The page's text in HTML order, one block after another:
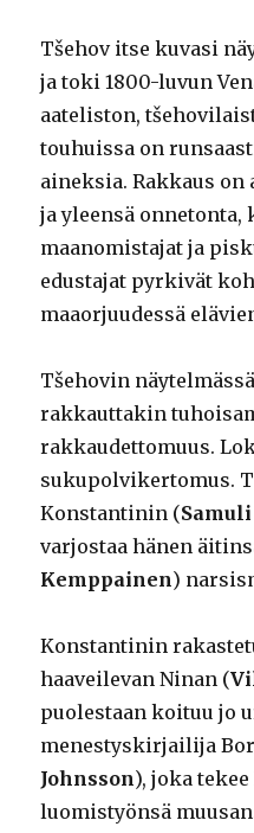
Tšehov itse kuvasi
ja toki 1800-luvun
aateliston,
touhuissa on
aineksia. Rakkaus on
ja yleensä onnetonta,
maanomistajat ja
edustajat pyrkivät
maaorjuudessä
Tšehovin
rakkauttakin
rakkaudettomuus.
sukupolvikertomus.
Konstantinin (
varjostaa hänen
Kemppainen)
Konstantinin
haaveilevan Ninan (
puolestaan koituu jo
menestyskirjailija
Johnsson), joka
luomistyönsä